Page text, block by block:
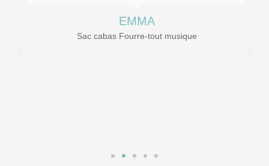
EMMA
Sac cabas Fourre-tout musique